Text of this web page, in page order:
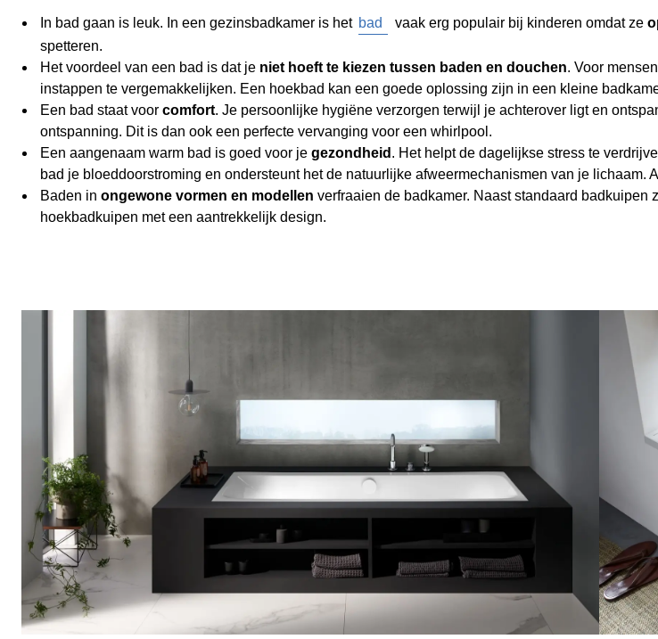
In bad gaan is leuk. In een gezinsbadkamer is het bad vaak erg populair bij kinderen omdat ze
spetteren.
Het voordeel van een bad is dat je niet hoeft te kiezen tussen baden en douchen. Voor
instappen te vergemakkelijken. Een hoekbad kan een goede oplossing zijn in een kleine
Een bad staat voor comfort. Je persoonlijke hygiëne verzorgen terwijl je achterover ligt en
ontspanning. Dit is dan ook een perfecte vervanging voor een whirlpool.
Een aangenaam warm bad is goed voor je gezondheid . Het helpt de dagelijkse stress te
bad je bloeddoorstroming en ondersteunt het de natuurlijke afweermechanismen van je lichaam.
Baden in ongewone vormen en modellen verfraaien de badkamer. Naast standaard
hoekbadkuipen met een aantrekkelijk design.